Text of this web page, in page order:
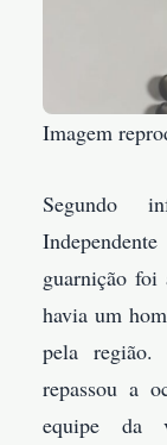
Imagem
Segundo
guarnição foi
havia um
pela região.
repassou a
equipe da